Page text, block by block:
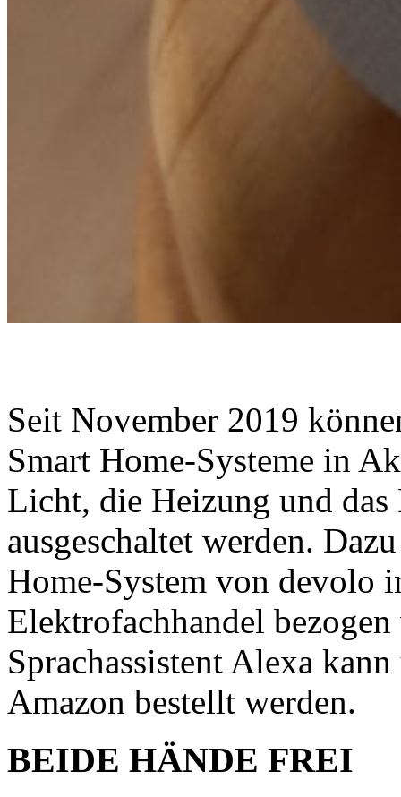
Seit November 2019
Smart Home-Systeme in
Licht, die Heizung und das
ausgeschaltet werden.
Home-System von devolo
Elektrofachhandel
Sprachassistent Alexa
Amazon bestellt werden.
BEIDE HÄNDE FREI